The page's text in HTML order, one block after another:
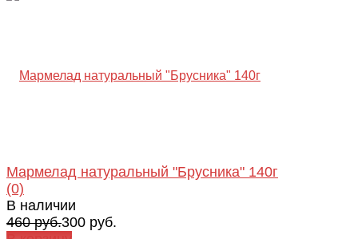
Мармелад натуральный "Брусника" 140г
(0)
В наличии
460 руб.300 руб.